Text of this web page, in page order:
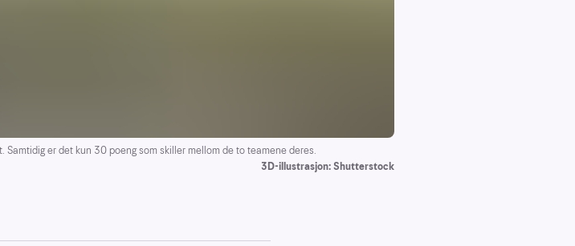
Samtidig er det kun 30 poeng som skiller mellom de to teamene deres.
3D-illustrasjon: Shutterstock